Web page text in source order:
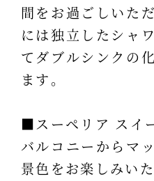
間をお過ごしいた
には独立したシャ
てダブルシンクの
ます。
■スーペリア スイ
バルコニーからマ
景色をお楽しみいた